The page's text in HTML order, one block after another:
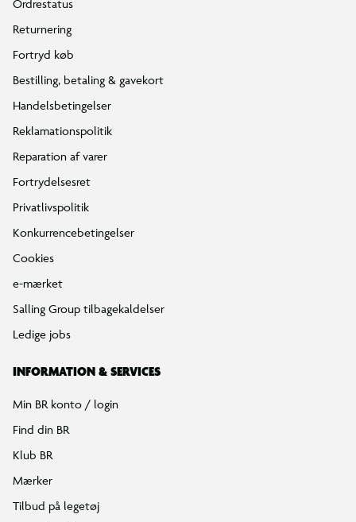
Ordrestatus
Returnering
Fortryd køb
Bestilling, betaling & gavekort
Handelsbetingelser
Reklamationspolitik
Reparation af varer
Fortrydelsesret
Privatlivspolitik
Konkurrencebetingelser
Cookies
e-mærket
Salling Group tilbagekaldelser
Ledige jobs
INFORMATION & SERVICES
Min BR konto / login
Find din BR
Klub BR
Mærker
Tilbud på legetøj